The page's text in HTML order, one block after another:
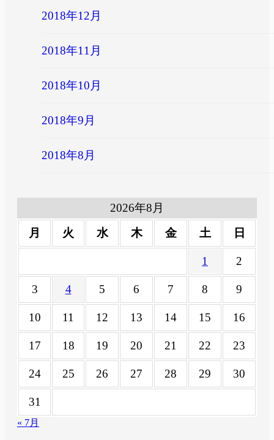
2018年12月
2018年11月
2018年10月
2018年9月
2018年8月
2026年8月
月
火 水 木 金 土 日
1 2
3 4 5 6 7 8 9
10 11 12 13 14 15 16
17 18 19 20 21 22 23
24 25 26 27 28 29 30
31
« 7月